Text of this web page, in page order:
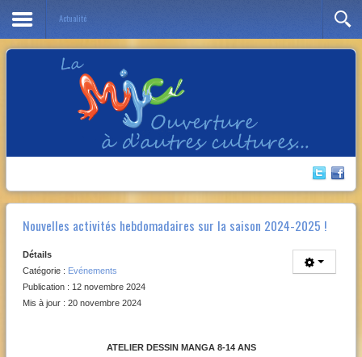
Actualité
Nouvelles activités hebdomadaires sur la saison 2024-2025 !
Détails
Catégorie : Evénements
Publication : 12 novembre 2024
Mis à jour : 20 novembre 2024
ATELIER DESSIN MANGA 8-14 ANS